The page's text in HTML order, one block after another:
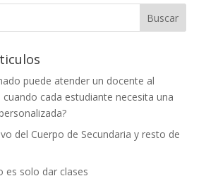
p
arBuscar
puede atender un docente al
cada estudiante necesita una
del Cuerpo de Secundaria y resto de
es solo dar clases